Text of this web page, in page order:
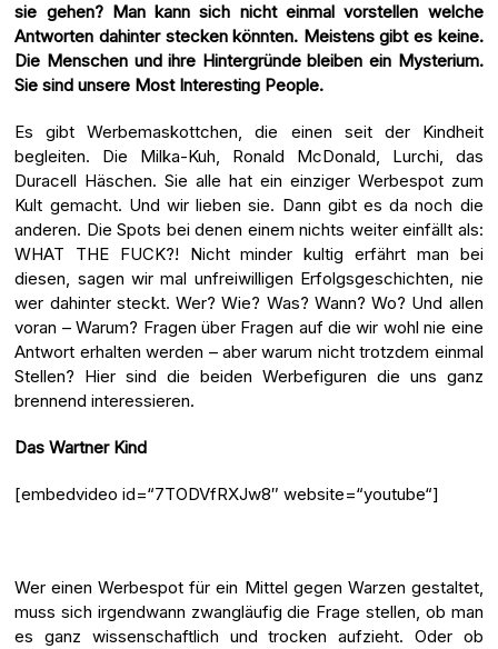
sie gehen? Man kann sich nicht einmal vorstellen welche
Antworten dahinter stecken könnten. Meistens gibt es keine.
Die Menschen und ihre Hintergründe bleiben ein Mysterium.
Sie sind unsere Most Interesting People.
Es gibt Werbemaskottchen, die einen seit der Kindheit
begleiten. Die Milka-Kuh, Ronald McDonald, Lurchi, das
Duracell Häschen. Sie alle hat ein einziger Werbespot zum
Kult gemacht. Und wir lieben sie. Dann gibt es da noch die
anderen. Die Spots bei denen einem nichts weiter einfällt als:
WHAT THE FUCK?! Nicht minder kultig erfährt man bei
diesen, sagen wir mal unfreiwilligen Erfolgsgeschichten, nie
wer dahinter steckt. Wer? Wie? Was? Wann? Wo? Und allen
voran – Warum? Fragen über Fragen auf die wir wohl nie eine
Antwort erhalten werden – aber warum nicht trotzdem einmal
Stellen? Hier sind die beiden Werbefiguren die uns ganz
brennend interessieren.
Das Wartner Kind
[embedvideo id=“7TODVfRXJw8″ website=“youtube“]
Wer einen Werbespot für ein Mittel gegen Warzen gestaltet,
muss sich irgendwann zwangläufig die Frage stellen, ob man
es ganz wissenschaftlich und trocken aufzieht. Oder ob